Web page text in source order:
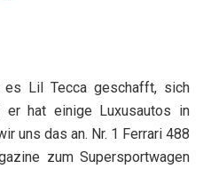
es Lil Tecca geschafft, sich
hat einige Luxusautos in
uns das an. Nr. 1 Ferrari 488
zum Supersportwagen